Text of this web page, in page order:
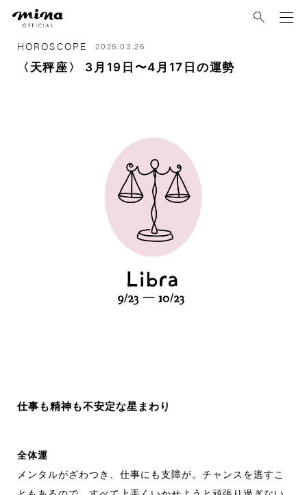
HOROSCOPE 2025.03.26
〈天秤座〉 3月19日〜4月17日の運勢
仕事も精神も不安定な星まわり
全体運
メンタルがざわつき、仕事にも支障が。チャンスを逃すこ